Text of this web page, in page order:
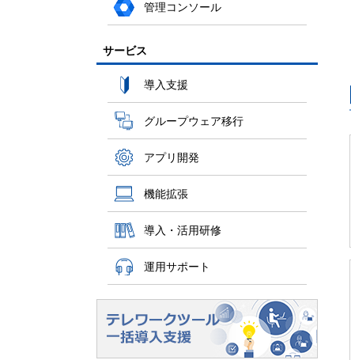
管理コンソール
サービス
導入支援
グループウェア移行
アプリ開発
機能拡張
導入・活用研修
運用サポート